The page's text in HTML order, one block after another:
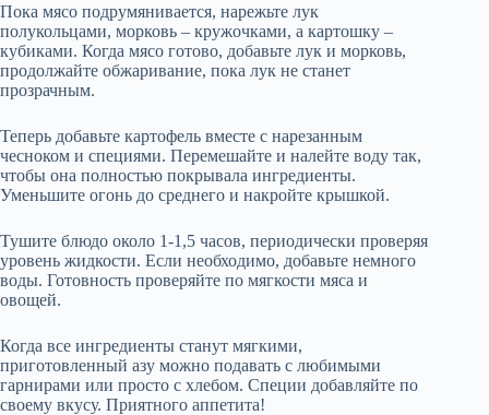
Пока мясо подрумянивается, нарежьте лук
полукольцами, морковь – кружочками, а картошку –
кубиками. Когда мясо готово, добавьте лук и морковь,
продолжайте обжаривание, пока лук не станет
прозрачным.
Теперь добавьте картофель вместе с нарезанным
чесноком и специями. Перемешайте и налейте воду так,
чтобы она полностью покрывала ингредиенты.
Уменьшите огонь до среднего и накройте крышкой.
Тушите блюдо около 1-1,5 часов, периодически проверяя
уровень жидкости. Если необходимо, добавьте немного
воды. Готовность проверяйте по мягкости мяса и
овощей.
Когда все ингредиенты станут мягкими,
приготовленный азу можно подавать с любимыми
гарнирами или просто с хлебом. Специи добавляйте по
своему вкусу. Приятного аппетита!